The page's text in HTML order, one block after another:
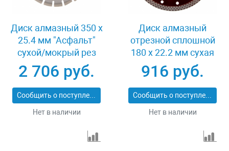
Диск алмазный 350 х
25.4 мм "Асфальт"
сухой/мокрый рез
Сибртех 731013
2 706 руб.
Сообщить о поступлении
Нет в наличии
Диск алмазный
отрезной сплошной
180 х 22.2 мм сухая
резка Matrix
Professional 73128
916 руб.
Сообщить о поступлении
Нет в наличии